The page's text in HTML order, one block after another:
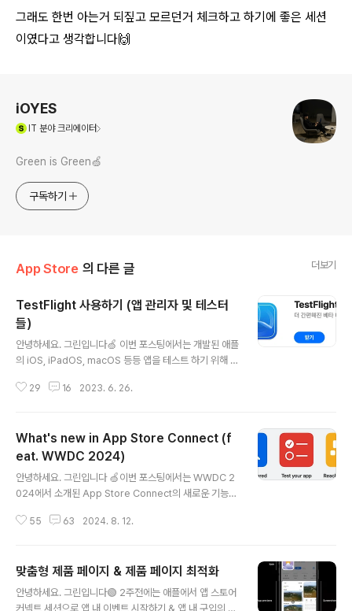
그래도 한번 아는거 되짚고 모르던거 체크하고 하기에 좋은 세션
이였다고 생각합니다🙌
iOYES
IT 분야 크리에이터
Green is Green🍏
구독하기
App Store 의 다른 글 더보기
TestFlight 사용하기 (앱 관리자 및 테스터
들)
안녕하세요. 그린입니다🍏 이번 포스팅에서는 개발된 애플
의 iOS, iPadOS, macOS 등등 앱을 테스트 하기 위해 T
해당 포스팅에서는 우선 앱 관리자가 테스터들을 등록하고
간단히 테스트 플라이트가 뭔지 알아보고 갈까요? TestFli
ght 줄여서 일명 테플은 App Store에 릴리즈하기 전에
테스터들을 초대해 앱 및 앱 클립들을 테스트하고 피드백
을 얻을 수 있도록 제공해주는 도구입니다. 최대 공개 링크
를 공유해 테스터들을 10,000명까지 초대할 수 있으며 한
번에 최대 100개의 앱을 테스트할 수 있습니다. 업로드된
29 16 2023. 6. 26.
What's new in App Store Connect (f
eat. WWDC 2024)
안녕하세요. 그린입니다 🍏이번 포스팅에서는 WWDC 2
024에서 소개된 App Store Connect의 새로운 기능에
케팅을 위해 앱 스토어 커넥트에 어떤 기능이 추가되었는
이벤트를 공유하는 방법✅ 맞춤형 제품 페이지에서 앱 내
특정 콘텐츠로 딥링크를 연결하는 방법✅ TestFlight의
새로운 개선 사항 사용 방법 대표적으로 이런 여러 새로운
55 63 2024. 8. 12.
맞춤형 제품 페이지 & 제품 페이지 최적화
안녕하세요. 그린입니다🟢 2주전에는 애플에서 앱 스토어
커넥트 세션으로 앱 내 이벤트 시작하기 & 앱 내 구입의 가